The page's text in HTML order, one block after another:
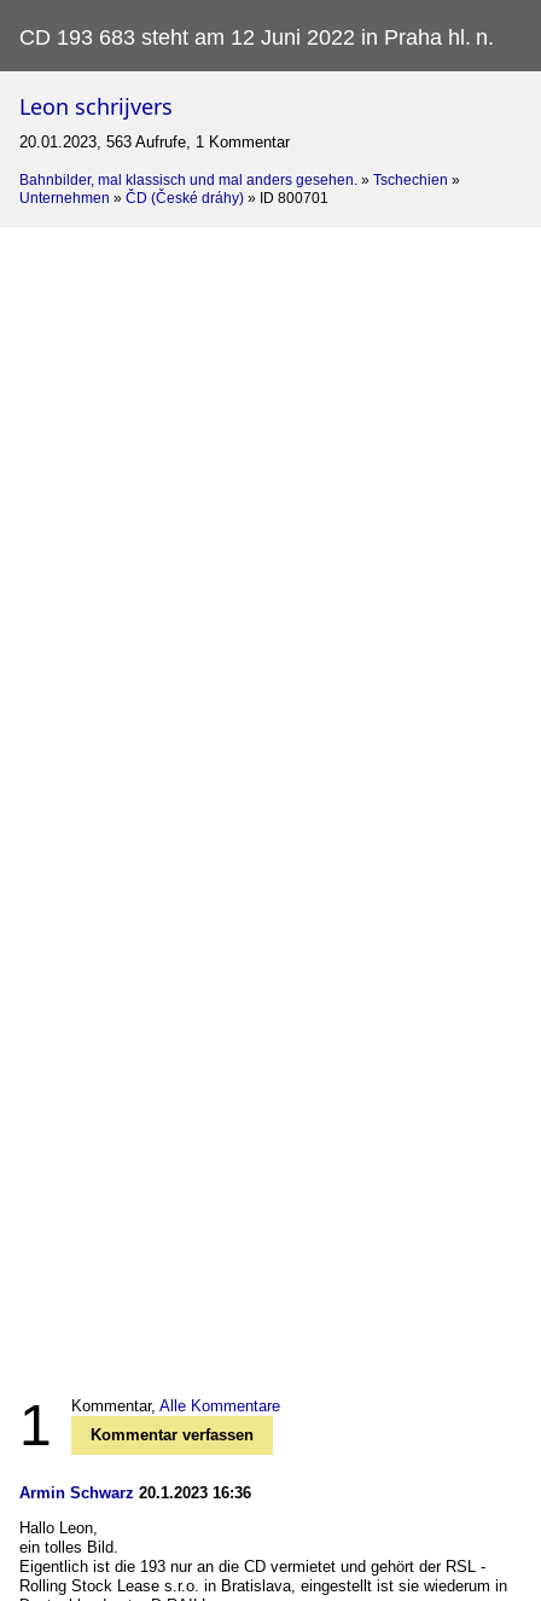
CD 193 683 steht am 12 Juni 2022 in Praha hl. n.
Leon schrijvers
20.01.2023, 563 Aufrufe, 1 Kommentar
Bahnbilder, mal klassisch und mal anders gesehen. » Tschechien »
Unternehmen » ČD (České dráhy) » ID 800701
1 Kommentar, Alle Kommentare
Kommentar verfassen
Armin Schwarz 20.1.2023 16:36
Hallo Leon,
ein tolles Bild.
Eigentlich ist die 193 nur an die CD vermietet und gehört der RSL -
Rolling Stock Lease s.r.o. in Bratislava, eingestellt ist sie wiederum in